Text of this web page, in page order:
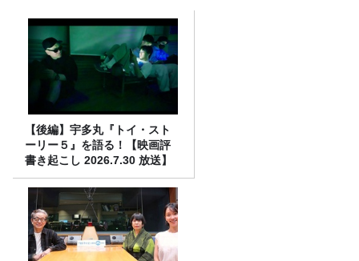
【後編】宇多丸『トイ・スト
ーリー５』を語る！【映画評
書き起こし 2026.7.30 放送】